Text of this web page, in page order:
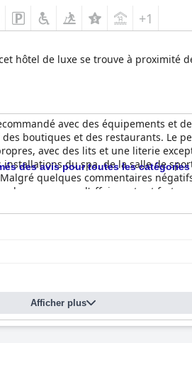
+1
hôtel de luxe se trouve à proximité
avec des équipements et
boutiques et des restaurants. Le
avec des lits et une literie
du spa, de la salle de
quelques commentaires
les voyageurs d'affaires et est
et manquant d'accessibilité et de
confortable et agréable à Bursa.
des avis pour toutes les catégories
Afficher plus